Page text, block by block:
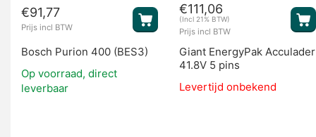
€91,77
Prijs incl BTW
Bosch Purion 400 (BES3)
Op voorraad, direct
leverbaar
€111,06
(Incl 21% BTW)
Prijs incl BTW
Giant EnergyPak Acculader
41.8V 5 pins
Levertijd onbekend